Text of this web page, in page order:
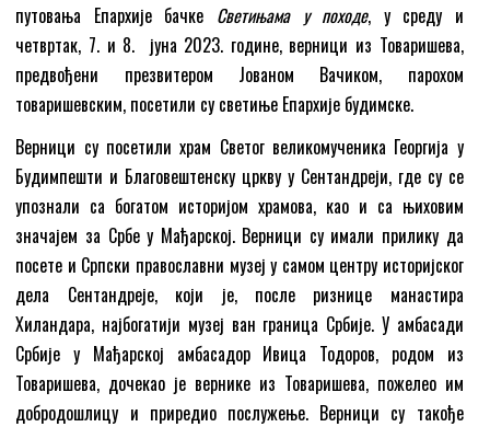
путовања Епархије бачке Светињама у походе, у среду и
четвртак, 7. и 8. јуна 2023. године, верници из Товаришева,
предвођени презвитером Јованом Вачиком, парохом
товаришевским, посетили су светиње Епархије будимске.
Верници су посетили храм Светог великомученика Георгија у
Будимпешти и Благовештенску цркву у Сентандреји, где су се
упознали са богатом историјом храмова, као и са њиховим
значајем за Србе у Мађарској. Верници су имали прилику да
посете и Српски православни музеј у самом центру историјског
дела Сентандреје, који је, после ризнице манастира
Хиландара, најбогатији музеј ван граница Србије. У амбасади
Србије у Мађарској амбасадор Ивица Тодоров, родом из
Товаришева, дочекао је вернике из Товаришева, пожелео им
добродошлицу и приредио послужење. Верници су такође